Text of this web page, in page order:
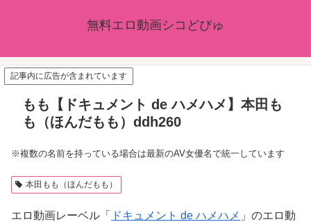
無料エロ動画シコどぴゅ
記事内に広告が含まれています
もも【ドキュメント de ハメハメ】本田も
も（ほんだもも）ddh260
※複数の名前を持っている場合は最新のAV女優名で統一しています
本田もも（ほんだもも）
エロ動画レーベル「 ドキュメント de ハメハメ 」のエロ動